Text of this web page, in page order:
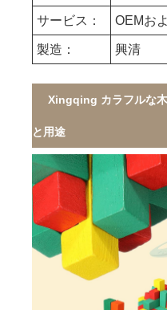
サービス： OEMお
製造： 興清
Xingqing カラフルな
と用途